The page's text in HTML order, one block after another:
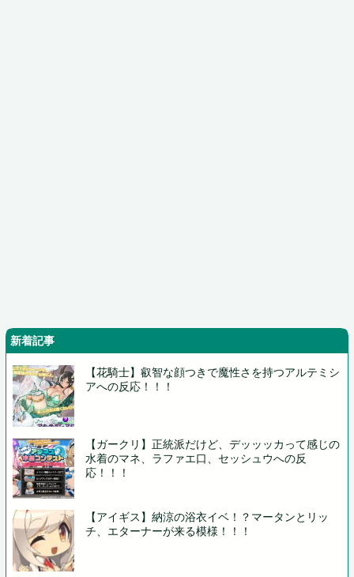
新着記事
【花騎士】叡智な顔つきで魔性さを持つアルテミシ
アへの反応！！！
【ガークリ】正統派だけど、デッッッカって感じの
水着のマネ、ラファエ口、セッシュウへの反
応！！！
【アイギス】納涼の浴衣イベ！？マータンとリッ
チ、エターナーが来る模様！！！